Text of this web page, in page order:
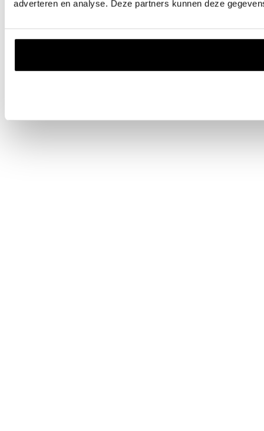
adverteren en analyse. Deze partners kunnen deze